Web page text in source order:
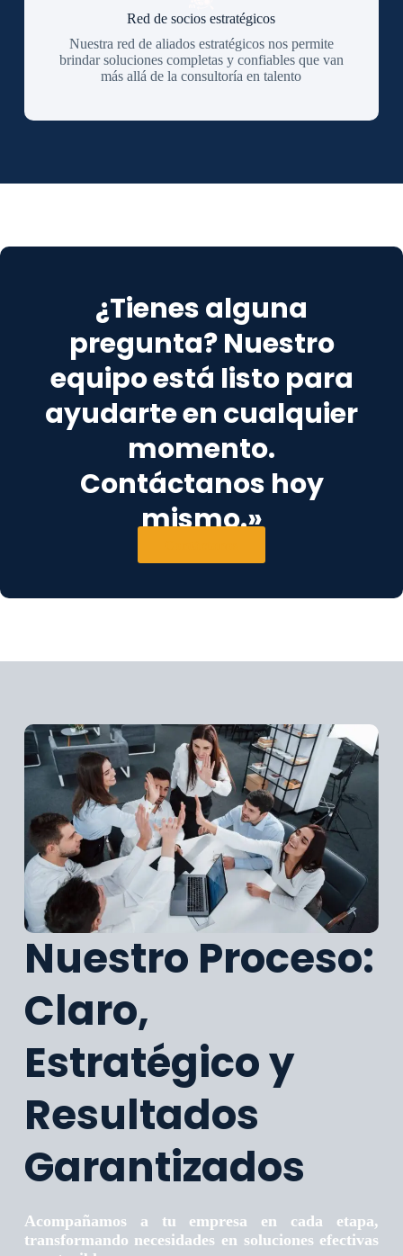
Red de socios estratégicos
Nuestra red de aliados estratégicos nos permite
brindar soluciones completas y confiables que van
más allá de la consultoría en talento
¿Tienes alguna
pregunta? Nuestro
equipo está listo para
ayudarte en cualquier
momento.
Contáctanos hoy
mismo.»
Nuestro Proceso:
Claro,
Estratégico y
Resultados
Garantizados
Acompañamos a tu empresa en cada etapa,
transformando necesidades en soluciones efectivas